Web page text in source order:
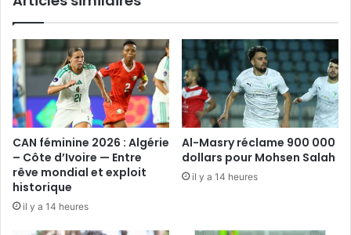
CAN féminine 2026 : Algérie
– Côte d’Ivoire — Entre
rêve mondial et exploit
historique
il y a 14 heures
Al-Masry réclame 900 000
dollars pour Mohsen Salah
il y a 14 heures